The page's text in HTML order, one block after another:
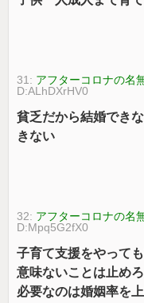
31: アフターコロナの名
D:ALhDXrHV0
貧乏だから結婚でき
きない
32: アフターコロナの名
D:Mpq5G2fX0
子育て支援をやって
意味ないことは止めろ
必要なのは婚姻率を